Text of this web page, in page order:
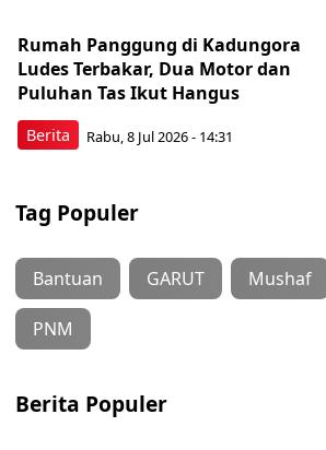
Berita
Rumah Panggung di Kadungora
Ludes Terbakar, Dua Motor dan
Puluhan Tas Ikut Hangus
Rabu, 8 Jul 2026 - 14:31
Tag Populer
Bantuan GARUT Mushaf
PNM
Berita Populer